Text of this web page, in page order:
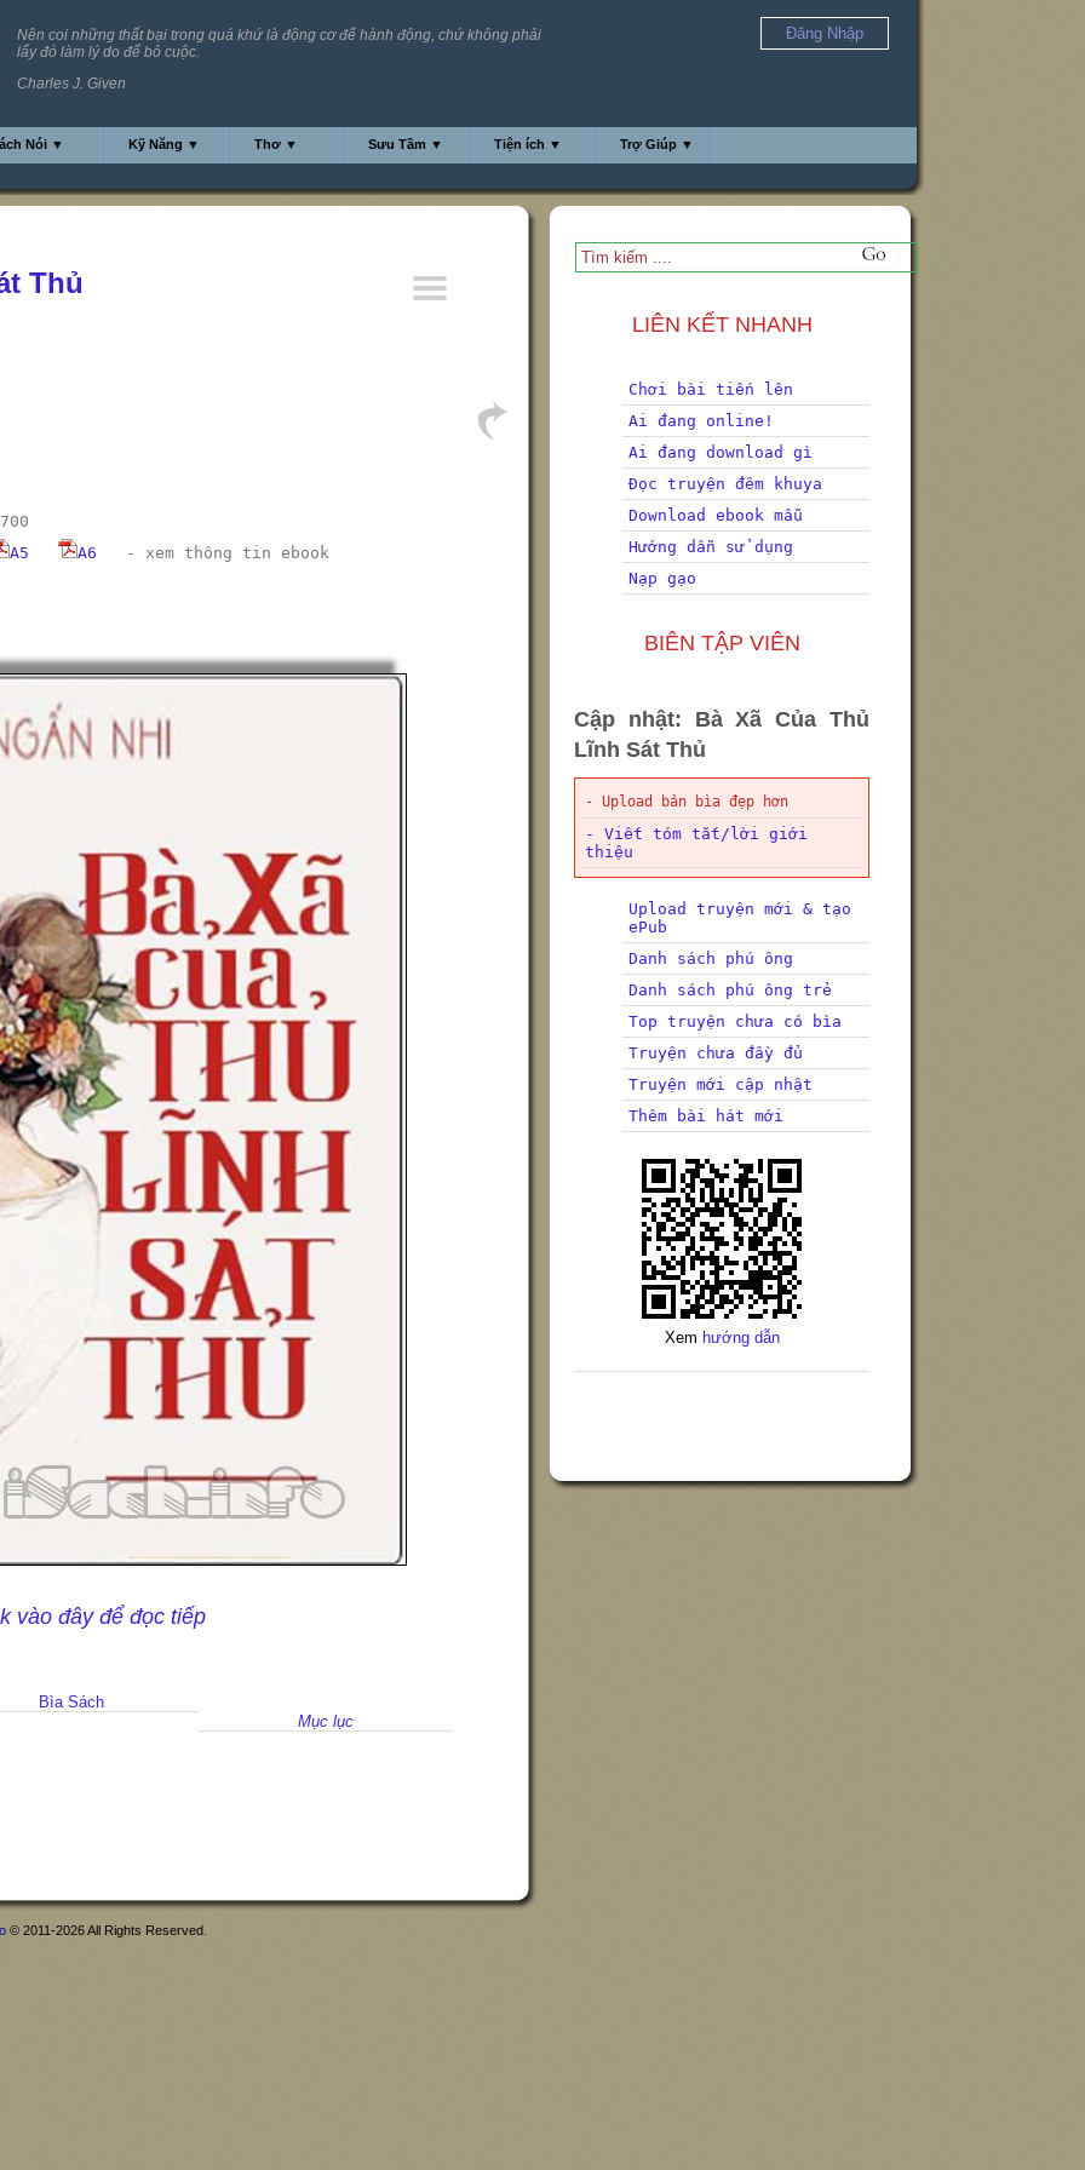
Nên coi những thất bại trong quá khứ là động cơ để hành động, chứ không phải
lấy đó làm lý do để bỏ cuộc.
Charles J. Given
Đăng Nhập
Nói ▼ Kỹ Năng ▼ Thơ ▼ Sưu Tầm ▼ Tiện ích ▼ Trợ Giúp ▼
LIÊN KẾT NHANH
Chơi bài tiến lên
Ai đang online!
Ai đang download gì
Đọc truyện đêm khuya
Download ebook mẫu
Hướng dẫn sử dụng
Nạp gạo
BIÊN TẬP VIÊN
Cập nhật: Bà Xã Của Thủ
Lĩnh Sát Thủ
- Upload bản bìa đẹp hơn
- Viết tóm tắt/lời giới
thiệu
Upload truyện mới & tạo
ePub
Danh sách phú ông
Danh sách phú ông trẻ
Top truyện chưa có bìa
Truyện chưa đầy đủ
Truyện mới cập nhật
Thêm bài hát mới
Xem hướng dẫn
Thủ
A5
A6 - xem thông tin ebook
vào đây để đọc tiếp
Bìa Sách
Mục lục
© 2011-2026 All Rights Reserved.